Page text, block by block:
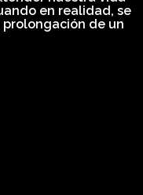
en realidad, se
prolongación de un